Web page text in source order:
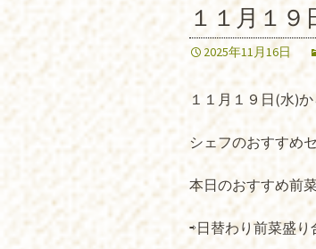
１１月１
2025年11月16日
１１月１９日(水)
シェフのおすすめ
本日のおすすめ前
⇨日替わり前菜盛り